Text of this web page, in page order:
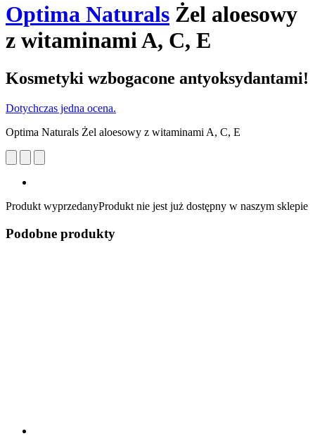
Optima Naturals Żel aloesowy
z witaminami A, C, E
Kosmetyki wzbogacone antyoksydantami!
Dotychczas jedna ocena.
Optima Naturals Żel aloesowy z witaminami A, C, E
Produkt wyprzedanyProdukt nie jest już dostępny w naszym sklepie
Podobne produkty